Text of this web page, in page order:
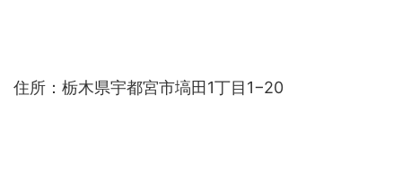
住所：栃木県宇都宮市塙田1丁目1−20